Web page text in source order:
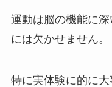
運動は脳の機能に
には欠かせません。
特に実体験に的に